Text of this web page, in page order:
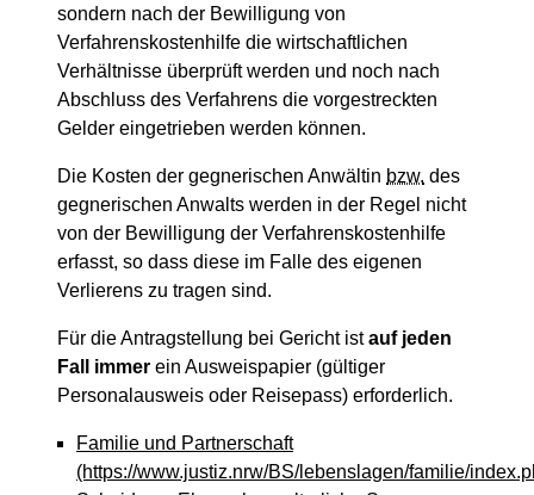
sondern nach der Bewilligung von
Verfahrenskostenhilfe die wirtschaftlichen
Verhältnisse überprüft werden und noch nach
Abschluss des Verfahrens die vorgestreckten
Gelder eingetrieben werden können.
Die Kosten der gegnerischen Anwältin bzw. des
gegnerischen Anwalts werden in der Regel nicht
von der Bewilligung der Verfahrenskostenhilfe
erfasst, so dass diese im Falle des eigenen
Verlierens zu tragen sind.
Für die Antragstellung bei Gericht istauf jeden
Fall immer ein Ausweispapier (gültiger
Personalausweis oder Reisepass) erforderlich.
Familie und Partnerschaft
(https://www.justiz.nrw/BS/lebenslagen/familie/